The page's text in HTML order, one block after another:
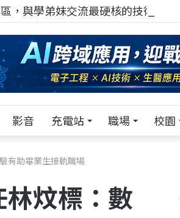
，與學弟妹交流最硬核的技術
影音 充電站 職場 校園
有助畢業生接軌職場
炆標：數